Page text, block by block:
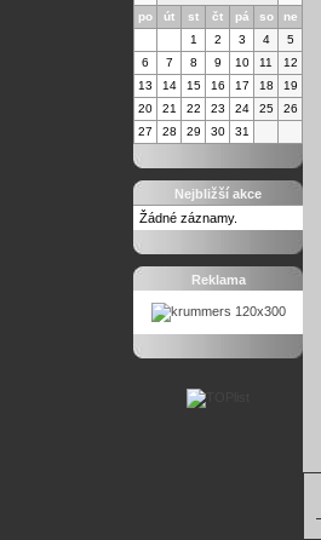
po út st čt pá so
ne
1
2 3 4
5
6
7 8 9 10 11
12
13
14 15 16 17 18
19
20
21 22 23 24 25
26
27
28 29 30 31
Nejbližší akce
Žádné záznamy.
Reklama